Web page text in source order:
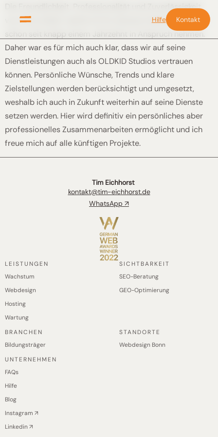
Hilfe Kontakt
Die Freundlichkeit, Professionalität und Zuverlässigkeit
von Tims Arbeit, durfte ich für diverse Unternehmungen
schon seit knapp einem Jahrzehnt in Anspruch nehmen.
Daher war es für mich auch klar, dass wir auf seine
Dienstleistungen auch als OLDKID Studios vertrauen
können. Persönliche Wünsche, Trends und klare
Zielstellungen werden berücksichtigt und umgesetzt,
weshalb ich auch in Zukunft weiterhin auf seine Dienste
setzen werden. Hier wird definitiv ein persönliches aber
professionelles Zusammenarbeiten ermöglicht und ich
freue mich auf alle künftigen Projekte.
Tim Eichhorst
kontakt@tim-eichhorst.de
WhatsApp ↗
LEISTUNGEN
Wachstum
Webdesign
Hosting
Wartung
SICHTBARKEIT
SEO-Beratung
GEO-Optimierung
BRANCHEN
Bildungsträger
STANDORTE
Webdesign Bonn
UNTERNEHMEN
FAQs
Hilfe
Blog
Instagram ↗
Linkedin ↗